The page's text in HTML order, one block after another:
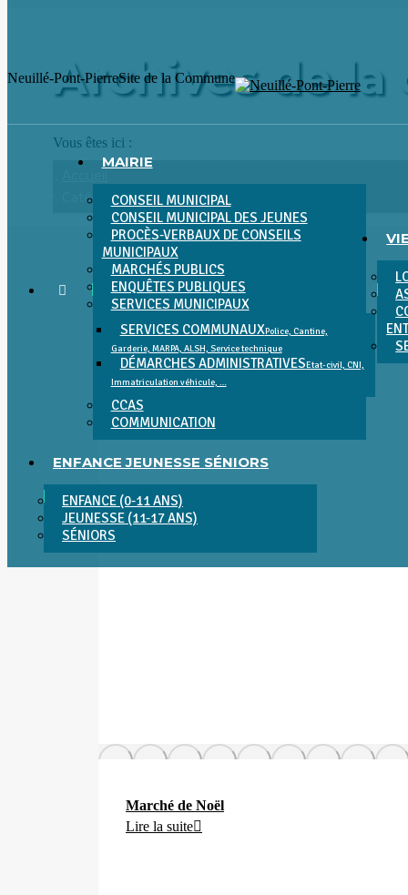
Neuillé-Pont-PierreSite de la Commune
MAIRIE
CONSEIL MUNICIPAL
CONSEIL MUNICIPAL DES JEUNES
PROCÈS-VERBAUX DE CONSEILS
MUNICIPAUX
MARCHÉS PUBLICS
ENQUÊTES PUBLIQUES
SERVICES MUNICIPAUX
SERVICES COMMUNAUXPolice, Cantine,
Garderie, MARPA, ALSH, Service technique
DÉMARCHES ADMINISTRATIVESEtat-civil, CNI,
Immatriculation véhicule, …
CCAS
COMMUNICATION
ENFANCE JEUNESSE SÉNIORS
ENFANCE (0-11 ANS)
JEUNESSE (11-17 ANS)
SÉNIORS
Archives de
Vous êtes ici :
Catégorie "Fêtes et cérémonies"
Marché de Noël
Lire la suite